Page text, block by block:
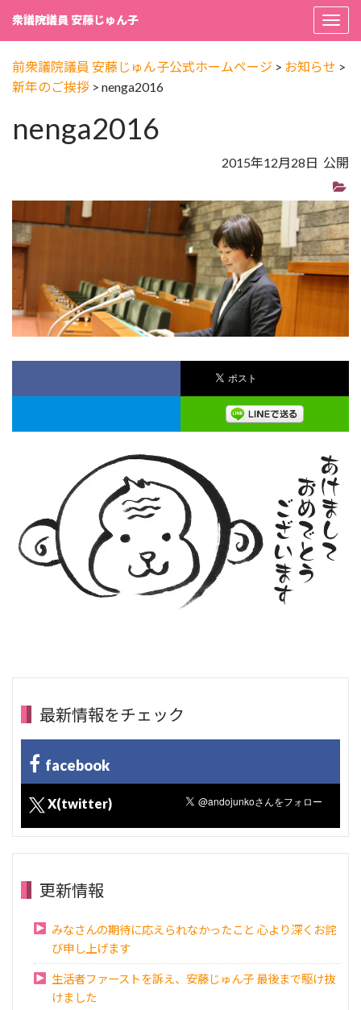
衆議院議員 安藤じゅん子
前衆議院議員 安藤じゅん子公式ホームページ > お知らせ >
新年のご挨拶 > nenga2016
nenga2016
2015年12月28日 公開
最新情報をチェック
facebook
X(twitter)
更新情報
みなさんの期待に応えられなかったこと 心より深くお詫
び申し上げます
生活者ファーストを訴え、安藤じゅん子 最後まで駆け抜
けました